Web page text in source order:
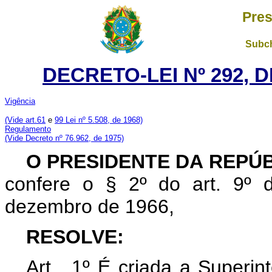
DECRETO-LEI Nº 292,
Vigência
(Vide art.61 e 99 Lei nº 5.508, de 1968)
Regulamento
(Vide Decreto nº 76.962, de 1975)
O PRESIDENTE DA
confere o § 2º do art. 9º
dezembro de 1966,
RESOLVE:
Art . 1º É criada a